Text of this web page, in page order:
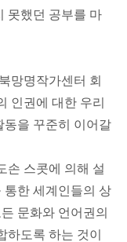
못했던 공부를 마
망명작가센터 회
인권에 대한 우리
동을 꾸준히 이어갈
손 스콧에 의해 설
통한 세계인들의 상
문화와 언어권의
하도록 하는 것이